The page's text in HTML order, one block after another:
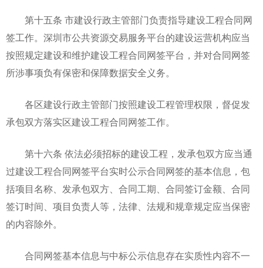
第十五条 市建设行政主管部门负责指导建设工程合同网
签工作。深圳市公共资源交易服务平台的建设运营机构应当
按照规定建设和维护建设工程合同网签平台，并对合同网签
所涉事项负有保密和保障数据安全义务。
各区建设行政主管部门按照建设工程管理权限，督促发
承包双方落实区建设工程合同网签工作。
第十六条 依法必须招标的建设工程，发承包双方应当通
过建设工程合同网签平台实时公示合同网签的基本信息，包
括项目名称、发承包双方、合同工期、合同签订金额、合同
签订时间、项目负责人等，法律、法规和规章规定应当保密
的内容除外。
合同网签基本信息与中标公示信息存在实质性内容不一